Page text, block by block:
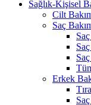
Sağlık-Kişisel
Cilt
Saç
Erkek